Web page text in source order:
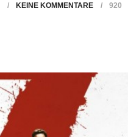
KEINE KOMMENTARE
920